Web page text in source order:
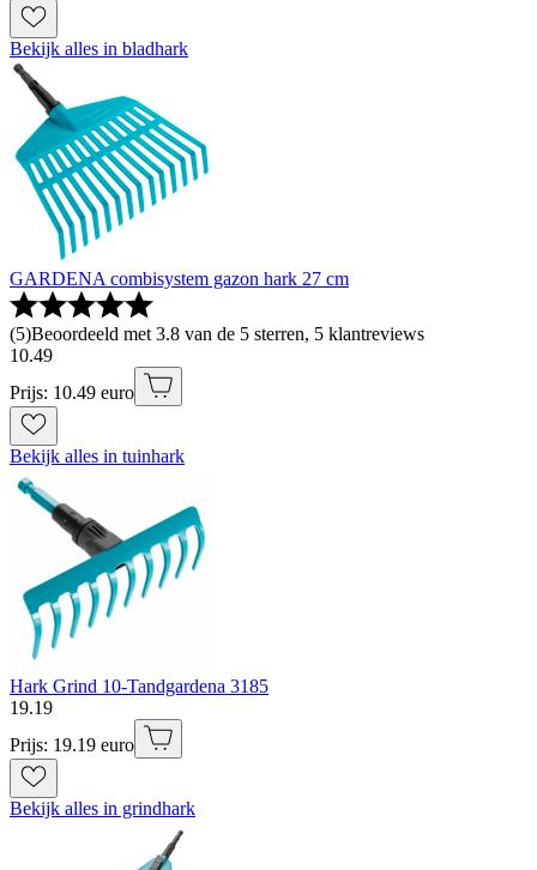
Bekijk alles in bladhark
GARDENA combisystem gazon hark 27 cm
(5)Beoordeeld met 3.8 van de 5 sterren, 5 klantreviews
10.49
Prijs: 10.49 euro
Bekijk alles in tuinhark
Hark Grind 10-Tandgardena 3185
19.19
Prijs: 19.19 euro
Bekijk alles in grindhark